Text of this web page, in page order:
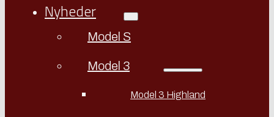
Nyheder
Model S
Model 3
Model 3 Highland